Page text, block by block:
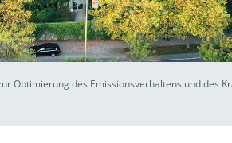
Optimierung des Emissionsverhaltens und des